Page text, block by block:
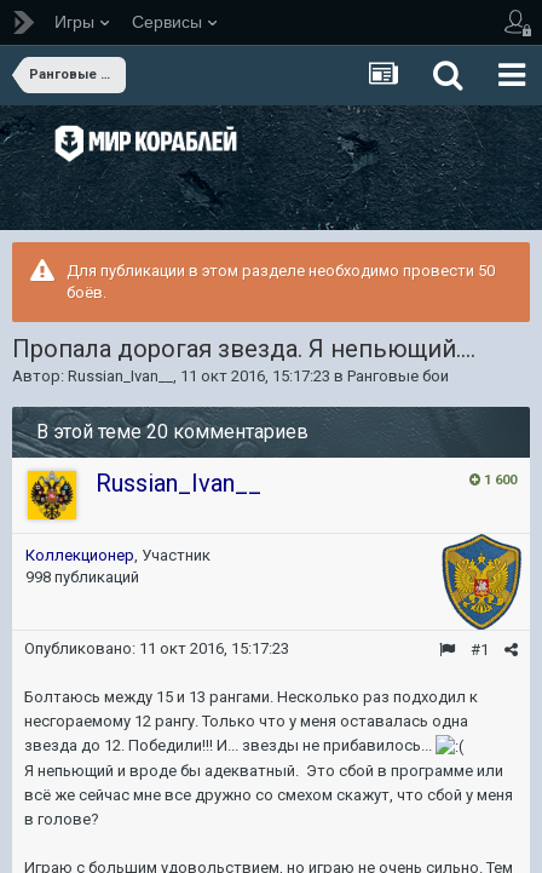
Игры Сервисы
Ранговые бои
Для публикации в этом разделе необходимо провести 50
боёв.
Пропала дорогая звезда. Я непьющий....
Автор: Russian_Ivan__ , 11 окт 2016, 15:17:23 в Ранговые бои
В этой теме 20 комментариев
1 600
Russian_Ivan__
Коллекционер, Участник
998 публикаций
#1
Опубликовано: 11 окт 2016, 15:17:23
Болтаюсь между 15 и 13 рангами. Несколько раз подходил к
несгораемому 12 рангу. Только что у меня оставалась одна
звезда до 12. Победили!!! И... звезды не прибавилось...
Я непьющий и вроде бы адекватный. Это сбой в программе или
всё же сейчас мне все дружно со смехом скажут, что сбой у меня
в голове?
Играю с большим удовольствием, но играю не очень сильно. Тем